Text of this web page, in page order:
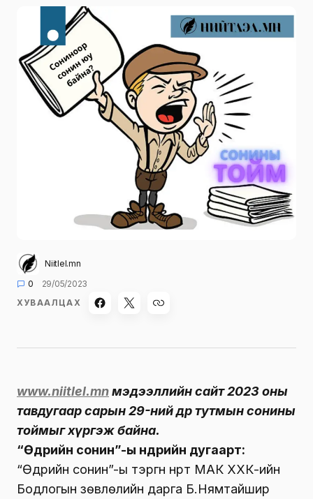
Niitlel.mn
0
29/05/2023
ХУВААЛЦАХ
www.niitlel.mnмэдээллийн сайт 2023 оны
тавдугаар сарын 29-ний өдөр тутмын сонины
тоймыг хүргэж байна.
“Өдрийн сонин”-ы өнөөдрийн дугаарт:
“Өдрийн сонин”-ы тэргүүн нүүрт МАК ХХК-ийн
Бодлогын зөвлөлийн дарга Б.Нямтайшир